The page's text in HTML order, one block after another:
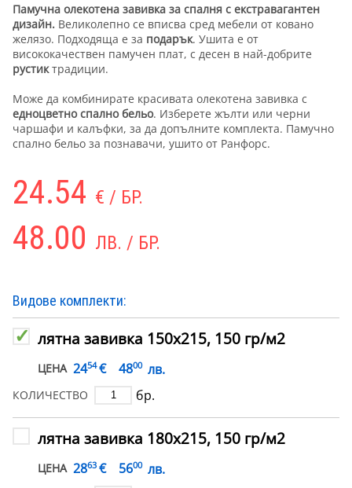
Памучна олекотена завивка за спалня с екстравагантен
дизайн. Великолепно се вписва сред мебели от ковано
желязо. Подходяща е за подарък. Ушита е от
висококачествен памучен плат, с десен в най-добрите
рустиктрадиции.
Може да комбинирате красивата олекотена завивка с
едноцветно спално бельо. Изберете жълти или черни
чаршафи и калъфки, за да допълните комплекта. Памучно
спално бельо за познавачи, ушито от Ранфорс.
24.54 € / БР.
48.00 ЛВ. / БР.
Видове комплекти:
лятна завивка 150х215, 150 гр/м2
ЦЕНА 2454 € 4800 лв.
КОЛИЧЕСТВО бр.
лятна завивка 180х215, 150 гр/м2
ЦЕНА 2863 € 5600 лв.